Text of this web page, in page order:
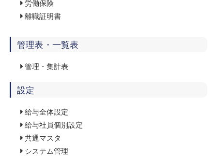
労働保険
離職証明書
管理表・一覧表
管理・集計表
設定
給与全体設定
給与社員個別設定
共通マスタ
システム管理